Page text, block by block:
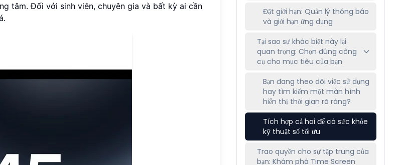
tâm. Đối với sinh viên, chuyên gia và bất kỳ ai cần
Đặt giới hạn: Quản lý thông báo
và giới hạn ứng dụng
Tại sao sự khác biệt này lại
quan trọng: Chọn đúng công
cụ cho mục tiêu của bạn
Bạn đang theo dõi việc sử dụng
hay tìm kiếm một màn hình
hiển thị thời gian rõ ràng?
Tích hợp cả hai để có sức khỏe
kỹ thuật số tối ưu
Trao quyền cho sự tập trung của
bạn: Khám phá Time Screen